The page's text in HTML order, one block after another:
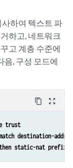
하여 텍스트 파
하고, 네트워크
고 계층 수준에
음, 구성 모드에
content_copy zoom_out_map
trust
destination-
static-nat prefix